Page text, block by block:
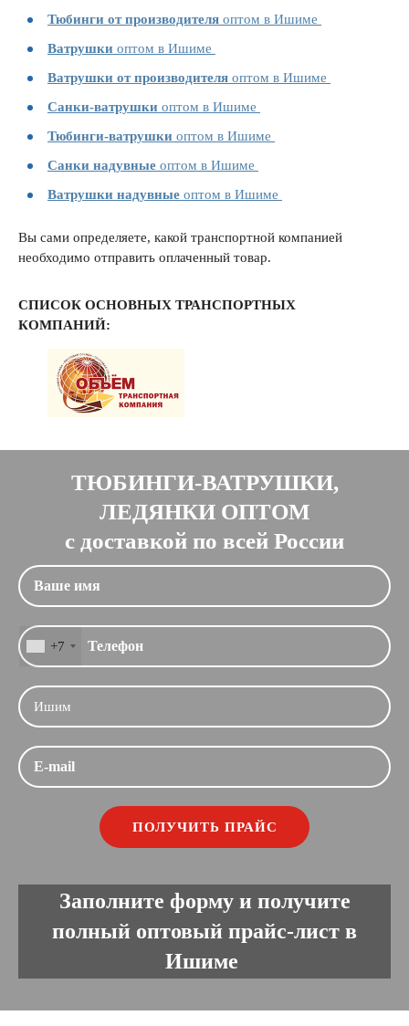
Тюбинги от производителя оптом в Ишиме
Ватрушки оптом в Ишиме
Ватрушки от производителя оптом в Ишиме
Санки-ватрушки оптом в Ишиме
Тюбинги-ватрушки оптом в Ишиме
Санки надувные оптом в Ишиме
Ватрушки надувные оптом в Ишиме
Вы сами определяете, какой транспортной компанией
необходимо отправить оплаченный товар.
СПИСОК ОСНОВНЫХ ТРАНСПОРТНЫХ
КОМПАНИЙ:
ТЮБИНГИ-ВАТРУШКИ,
ЛЕДЯНКИ ОПТОМ
с доставкой по всей России
+7
Заполните форму и получите
полный оптовый прайс-лист в
Ишиме